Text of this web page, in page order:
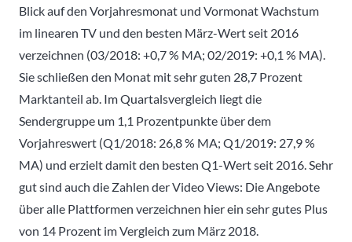
Blick auf den Vorjahresmonat und Vormonat Wachstum
im linearen TV und den besten März-Wert seit 2016
verzeichnen (03/2018: +0,7 % MA; 02/2019: +0,1 % MA).
Sie schließen den Monat mit sehr guten 28,7 Prozent
Marktanteil ab. Im Quartalsvergleich liegt die
Sendergruppe um 1,1 Prozentpunkte über dem
Vorjahreswert (Q1/2018: 26,8 % MA; Q1/2019: 27,9 %
MA) und erzielt damit den besten Q1-Wert seit 2016. Sehr
gut sind auch die Zahlen der Video Views: Die Angebote
über alle Plattformen verzeichnen hier ein sehr gutes Plus
von 14 Prozent im Vergleich zum März 2018.